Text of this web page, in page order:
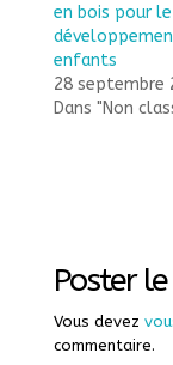
en bois pour le
enfants
28 septembre
Dans "Non
Poster
Vous devez
commentaire.